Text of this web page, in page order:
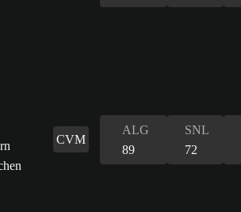
CVM
ALG
89
SNL
72